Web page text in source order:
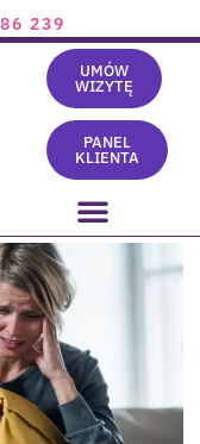
UMÓW
WIZYTĘ
PANEL
KLIENTA